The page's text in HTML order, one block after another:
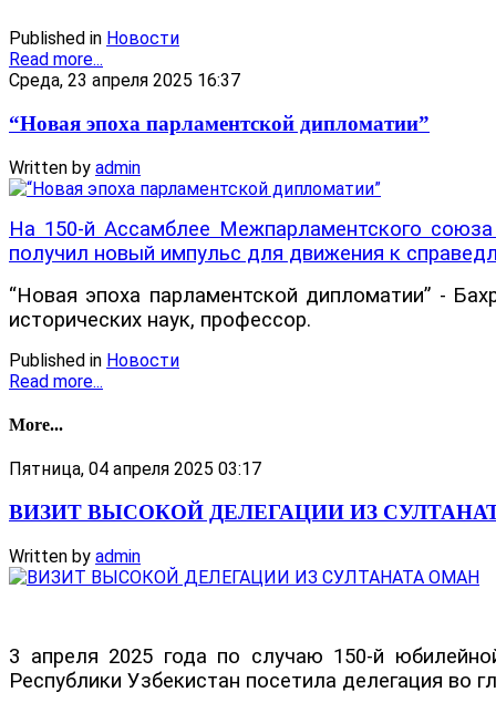
Published in Новости
Read more...
Среда, 23 апреля 2025 16:37
“Новая эпоха парламентской дипломатии”
Written by admin
На 150-й Ассамблее Межпарламентского
получил новый импульс для движения к
“Новая эпоха парламентской дипломатии” -
исторических наук, профессор.
Published in Новости
Read more...
More...
Пятница, 04 апреля 2025 03:17
ВИЗИТ ВЫСОКОЙ ДЕЛЕГАЦИИ ИЗ
Written by admin
3 апреля 2025 года по случаю 150-й
Республики Узбекистан посетила делегация